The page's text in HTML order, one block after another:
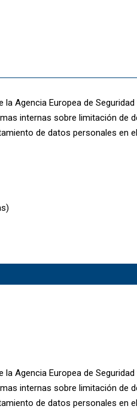
Agencia Europea de Seguridad
internas sobre limitación de
de datos personales en
Agencia Europea de Seguridad
internas sobre limitación de
de datos personales en